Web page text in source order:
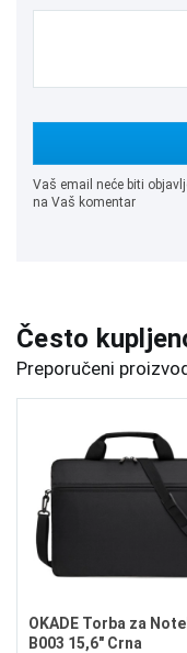
Vaš email neće biti
na Vaš komentar
Često
Preporučeni
OKADE Torba za
B003 15,6" Crna